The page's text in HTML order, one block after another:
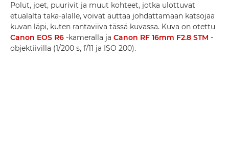
Polut, joet, puurivit ja muut kohteet, jotka ulottuvat
etualalta taka-alalle, voivat auttaa johdattamaan katsojaa
kuvan läpi, kuten rantaviiva tässä kuvassa. Kuva on otettu
Canon EOS R6 -kameralla ja Canon RF 16mm F2.8 STM -
objektiivilla (1/200 s, f/11 ja ISO 200).